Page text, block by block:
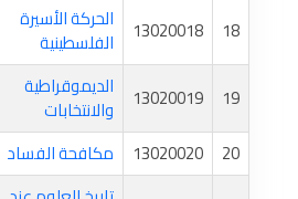
18
13020018 الحركة الأسيرة
الفلسطينية
19
13020019 الديموقراطية
والانتخابات
20
13020020 مكافحة الفساد